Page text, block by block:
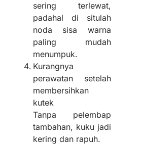
sering terlewat,
padahal di situlah
noda sisa warna
paling mudah
menumpuk.
Kurangnya
perawatan setelah
membersihkan
kutek
Tanpa pelembap
tambahan, kuku jadi
kering dan rapuh.